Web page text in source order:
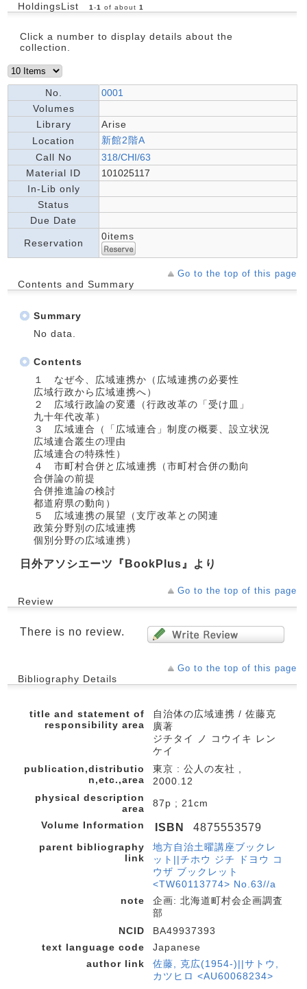
HoldingsList 1-1 of about 1
Click a number to display details about the
collection.
No.
0001
Volumes
Library
Arise
Location
新館2階A
Call No
318/CHI/63
Material ID
101025117
In-Lib only
Status
Due Date
Reservation
0items
Go to the top of this page
Contents and Summary
Summary
No data.
Contents
１ なぜ今、広域連携か（広域連携の必要性
広域行政から広域連携へ）
２ 広域行政論の変遷（行政改革の「受け皿」
九十年代改革）
３ 広域連合（「広域連合」制度の概要、設立状況
広域連合叢生の理由
広域連合の特殊性）
４ 市町村合併と広域連携（市町村合併の動向
合併論の前提
合併推進論の検討
都道府県の動向）
５ 広域連携の展望（支庁改革との関連
政策分野別の広域連携
個別分野の広域連携）
日外アソシエーツ『BookPlus』より
Go to the top of this page
Review
There is no review.
Go to the top of this page
Bibliography Details
title and statement of
responsibility area
自治体の広域連携 / 佐藤克
廣著
ジチタイ ノ コウイキ レン
ケイ
publication,distributio
n,etc.,area
東京 : 公人の友社 ,
2000.12
physical description
area
87p ; 21cm
Volume Information
ISBN 4875553579
parent bibliography
link
地方自治土曜講座ブックレ
ット||チホウ ジチ ドヨウ コ
ウザ ブックレット
<TW60113774> No.63//a
note
企画: 北海道町村会企画調査
部
NCID
BA49937393
text language code
Japanese
author link
佐藤, 克広(1954-)||サトウ,
カツヒロ <AU60068234>